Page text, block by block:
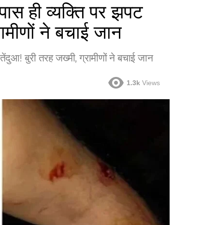
ही व्यक्ति पर झपट
ने बचाई जान
बुरी तरह जख्मी, ग्रामीणों ने बचाई जान
1.3k Views